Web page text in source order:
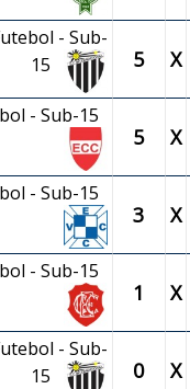
- Sub-
15
5 X
- Sub-15
5 X
- Sub-15
3 X
- Sub-15
1 X
- Sub-
15
0 X